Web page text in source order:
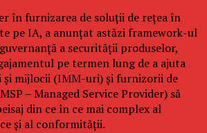
în furnizarea de soluții de rețea în
pe IA, a anunțat astăzi framework-ul
a securității produselor,
pe termen lung de a ajuta
mijlocii (IMM-uri) și furnizorii de
– Managed Service Provider) să
din ce în ce mai complex al
și al conformității.